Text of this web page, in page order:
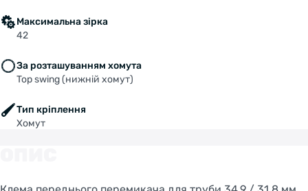
Максимальна зірка
42
За розташуванням хомута
Top swing (нижній хомут)
Тип кріплення
Хомут